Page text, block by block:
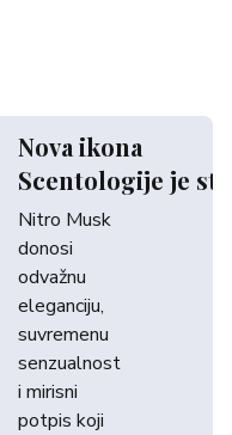
Nova ikona
Scentologije je
Nitro Musk
donosi
odvažnu
eleganciju,
suvremenu
senzualnost
i mirisni
potpis koji